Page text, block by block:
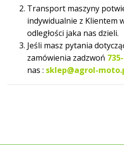
Transport maszyny
indywidualnie z Klientem
odległości jaka nas dzieli.
Jeśli masz pytania
zamówienia zadzwoń
nas : sklep@agrol-